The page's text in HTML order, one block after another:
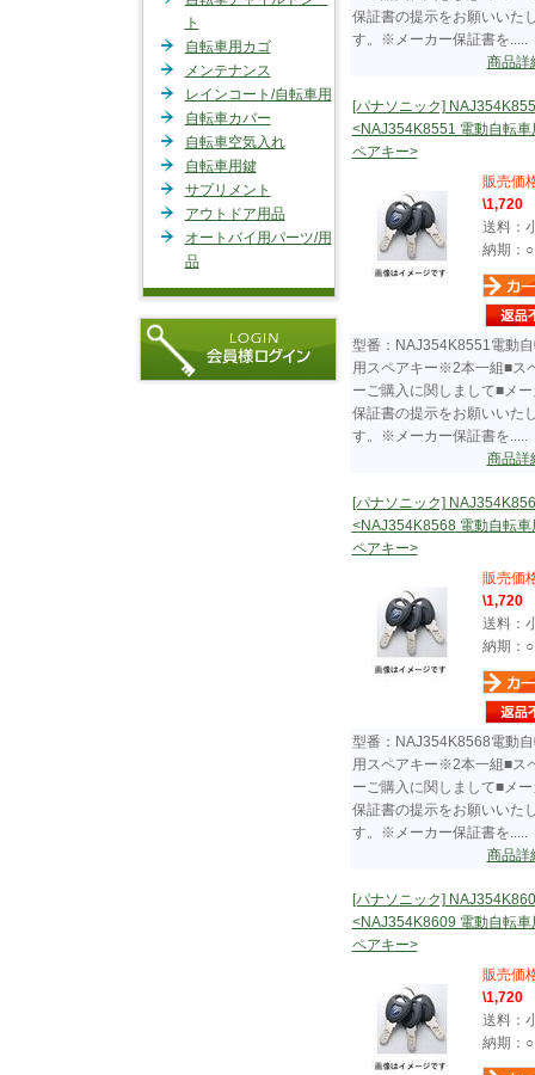
ト
自転車用カゴ
メンテナンス
レインコート/自転車用
自転車カバー
自転車空気入れ
自転車用鍵
サプリメント
アウトドア用品
オートバイ用パーツ/用
品
保証書の提示をお願いいた
す。※メーカー保証書を.....
商品
[パナソニック]
<NAJ354K8551 電動自転車
ペアキー>
販売価
\1,720
送料：
納期：○
型番：NAJ354K8551電動
用スペアキー※2本一組■ス
ーご購入に関しまして■メ
保証書の提示をお願いいた
す。※メーカー保証書を.....
商品
[パナソニック]
<NAJ354K8568 電動自転車
ペアキー>
販売価
\1,720
送料：
納期：○
型番：NAJ354K8568電動
用スペアキー※2本一組■ス
ーご購入に関しまして■メ
保証書の提示をお願いいた
す。※メーカー保証書を.....
商品
[パナソニック]
<NAJ354K8609 電動自転車
ペアキー>
販売価
\1,720
送料：
納期：○